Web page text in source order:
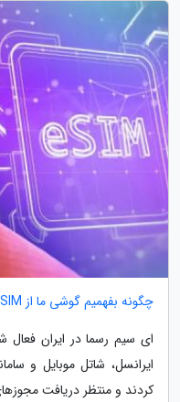
چگونه بفهمیم گوشی ما از eSIM پشتیبانی می نماید یا خیر؟
ای سیم رسما در ایران فعال
کردند و منتظر دریافت